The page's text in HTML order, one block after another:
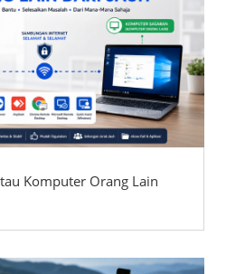
Komputer Orang Lain